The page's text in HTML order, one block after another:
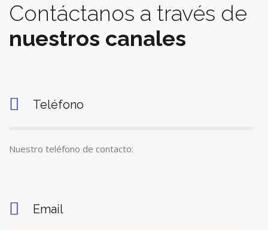
Contáctanos a través de
nuestros canales
Teléfono
Nuestro teléfono de contacto:
Email